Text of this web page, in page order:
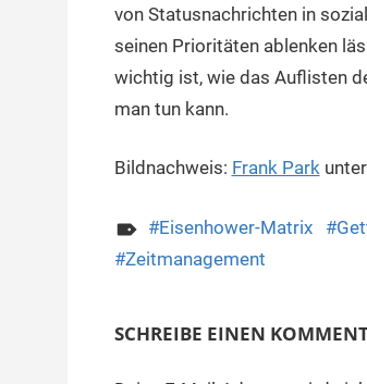
von Statusnachrichten in
seinen Prioritäten ablenken
wichtig ist, wie das Auflisten
man tun kann.
Bildnachweis: Frank Parkunter
Eisenhower-Matrix
Zeitmanagement
SCHREIBE EINEN